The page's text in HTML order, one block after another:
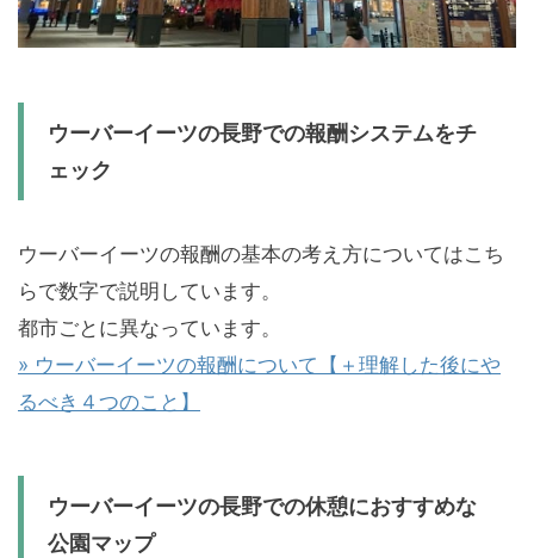
ウーバーイーツの長野での報酬システムをチ
ェック
ウーバーイーツの報酬の基本の考え方についてはこち
らで数字で説明しています。
都市ごとに異なっています。
» ウーバーイーツの報酬について【＋理解した後にや
るべき４つのこと】
ウーバーイーツの長野での休憩におすすめな
公園マップ